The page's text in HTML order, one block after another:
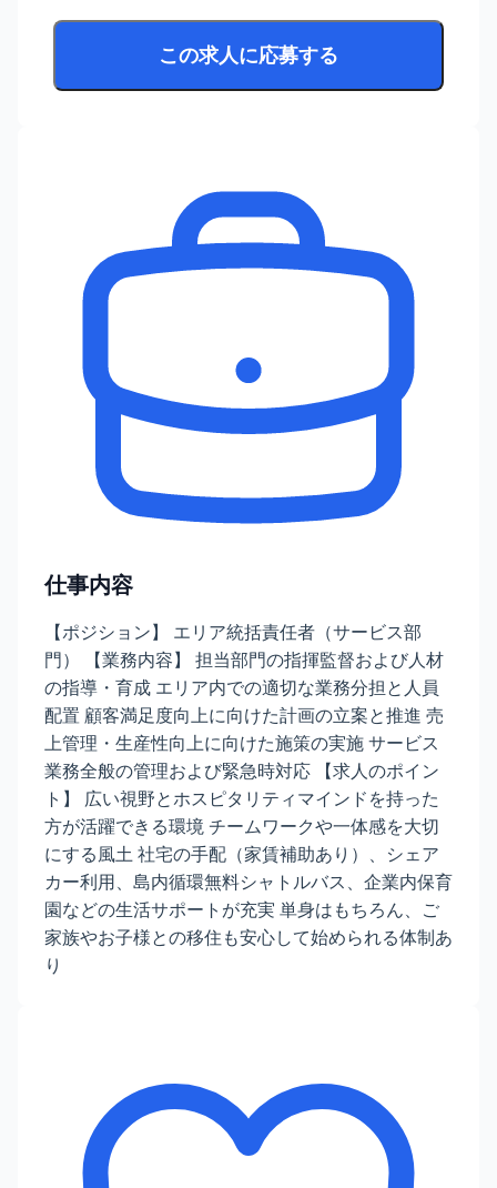
この求人に応募する
仕事内容
【ポジション】 エリア統括責任者（サービス部
門） 【業務内容】 担当部門の指揮監督および人材
の指導・育成 エリア内での適切な業務分担と人員
配置 顧客満足度向上に向けた計画の立案と推進 売
上管理・生産性向上に向けた施策の実施 サービス
業務全般の管理および緊急時対応 【求人のポイン
ト】 広い視野とホスピタリティマインドを持った
方が活躍できる環境 チームワークや一体感を大切
にする風土 社宅の手配（家賃補助あり）、シェア
カー利用、島内循環無料シャトルバス、企業内保育
園などの生活サポートが充実 単身はもちろん、ご
家族やお子様との移住も安心して始められる体制あ
り